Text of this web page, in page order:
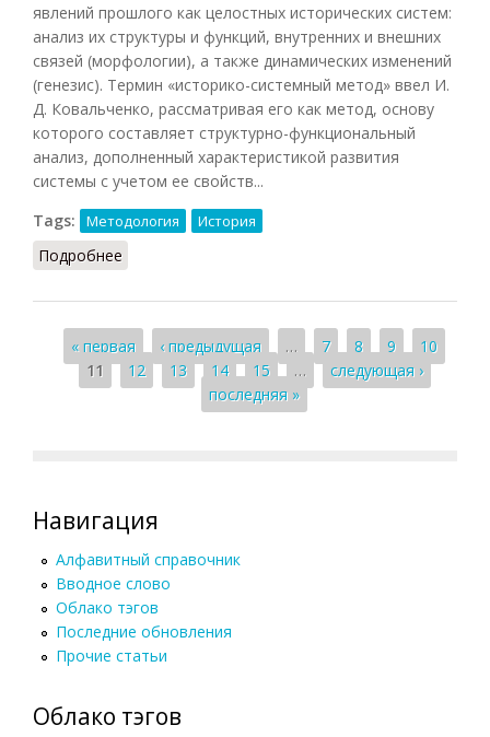
явлений прошлого как целостных исторических систем:
анализ их структуры и функций, внутренних и внешних
связей (морфологии), а также динамических изменений
(генезис). Термин «историко-системный метод» ввел И.
Д. Ковальченко, рассматривая его как метод, основу
которого составляет структурно-функциональный
анализ, дополненный характеристикой развития
системы с учетом ее свойств...
Tags:
Методология История
Подробнее
Страницы
« первая ‹ предыдущая … 7 8 9
10
11
12 13 14 15 …
следующая ›
последняя »
Навигация
Алфавитный справочник
Вводное слово
Облако тэгов
Последние обновления
Прочие статьи
Облако тэгов